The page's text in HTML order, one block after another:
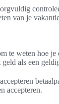
van je
te weten hoe
als een
accepteren.